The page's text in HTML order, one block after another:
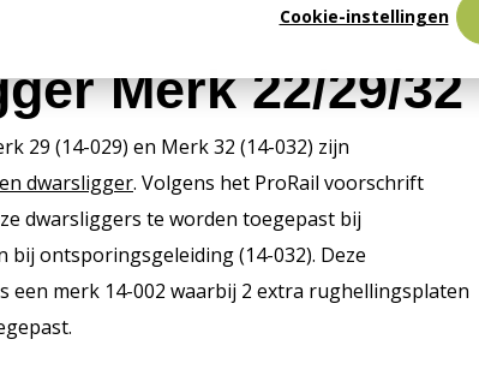
Cookie-instellingen
Merk 22/29/32
29 (14-029) en Merk 32 (14-032) zijn
dwarsligger. Volgens het ProRail voorschrift
dwarsliggers te worden toegepast bij
bij ontsporingsgeleiding (14-032). Deze
een merk 14-002 waarbij 2 extra rughellingsplaten